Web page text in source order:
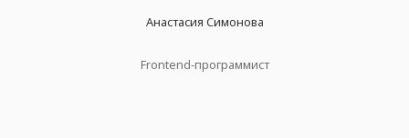
Анастасия Симонова
Frontend-программист